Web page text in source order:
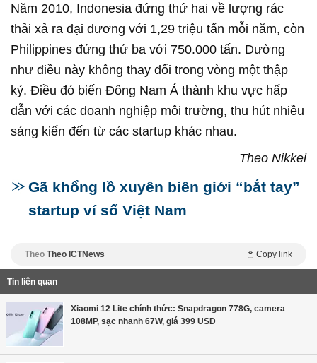
Năm 2010, Indonesia đứng thứ hai về lượng rác
thải xả ra đại dương với 1,29 triệu tấn mỗi năm, còn
Philippines đứng thứ ba với 750.000 tấn. Dường
như điều này không thay đổi trong vòng một thập
kỷ. Điều đó biến Đông Nam Á thành khu vực hấp
dẫn với các doanh nghiệp môi trường, thu hút nhiều
sáng kiến đến từ các startup khác nhau.
Theo Nikkei
Gã khổng lồ xuyên biên giới “bắt tay”
startup ví số Việt Nam
Theo Theo ICTNews Copy link
Tin liên quan
Xiaomi 12 Lite chính thức: Snapdragon 778G, camera
108MP, sạc nhanh 67W, giá 399 USD